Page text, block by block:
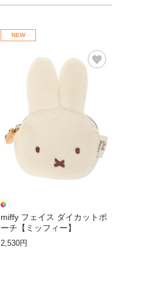
NEW
miffy フェイス ダイカットポ
ーチ【ミッフィー】
2,530円